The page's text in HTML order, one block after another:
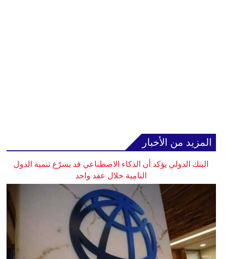
المزيد من الأخبار
البنك الدولي يؤكد أن الذكاء الاصطناعي قد يسرّع تنمية الدول
النامية خلال عقد واحد